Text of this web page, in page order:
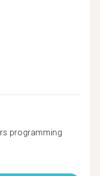
programming